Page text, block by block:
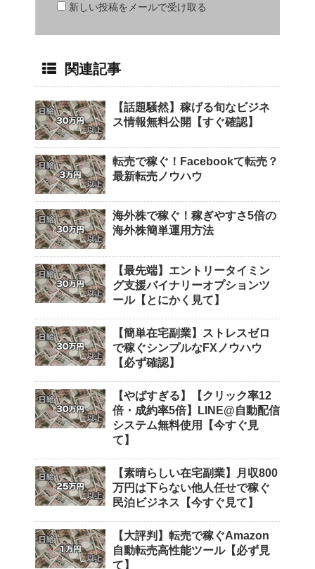
新しい投稿をメールで受け取る
関連記事
【話題騒然】稼げる旬なビジネ
ス情報無料公開【すぐ確認】
転売で稼ぐ！Facebookて転売？
最新転売ノウハウ
海外株で稼ぐ！稼ぎやすさ5倍の
海外株簡単運用方法
【最先端】エントリータイミン
グ支援バイナリーオプションツ
ール【とにかく見て】
【簡単在宅副業】ストレスゼロ
で稼ぐシンプルなFXノウハウ
【必ず確認】
【やばすぎる】【クリック率12
倍・成約率5倍】LINE@自動配信
システム無料使用【今すぐ見
て】
【素晴らしい在宅副業】月収800
万円は下らない他人任せで稼ぐ
民泊ビジネス【今すぐ見て】
【大評判】転売で稼ぐAmazon
自動転売高性能ツール【必ず見
て】